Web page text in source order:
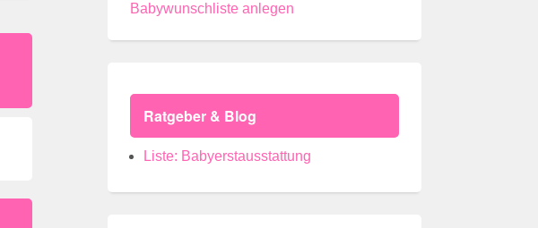
Babywunschliste anlegen
Ratgeber & Blog
Liste: Babyerstausstattung